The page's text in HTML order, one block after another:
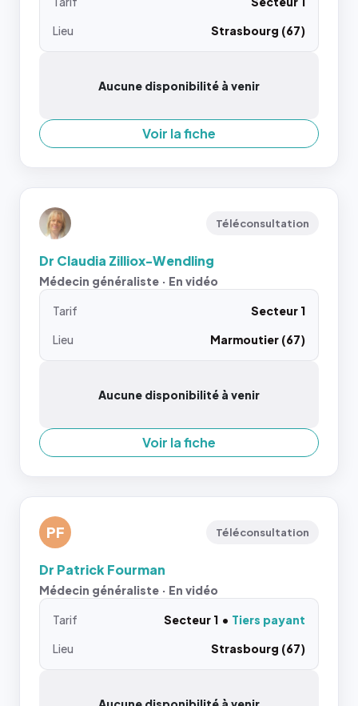
Lieu
Strasbourg (67)
Aucune disponibilité à venir
Voir la fiche
Téléconsultation
Dr Claudia Zilliox-Wendling
Médecin généraliste · En vidéo
Tarif
Secteur 1
Lieu
Marmoutier (67)
Aucune disponibilité à venir
Voir la fiche
PF Téléconsultation
Dr Patrick Fourman
Médecin généraliste · En vidéo
Tarif Secteur 1
Tiers payant
Lieu
Strasbourg (67)